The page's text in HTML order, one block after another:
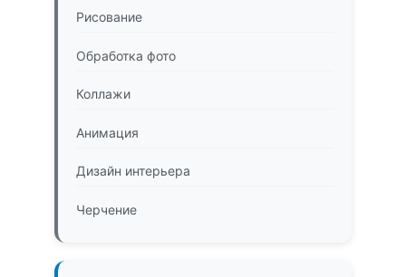
Рисование
Обработка фото
Коллажи
Анимация
Дизайн интерьера
Черчение